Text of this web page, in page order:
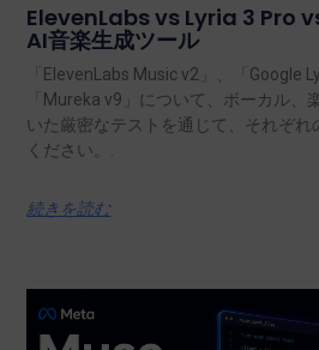
ElevenLabs vs Lyria 3 Pro
AI音楽生成ツール
「ElevenLabs Music v2」、「Google
「Mureka v9」について、ボーカル、
いた厳密なテストを通じて、それぞれ
ください。.
続きを読む